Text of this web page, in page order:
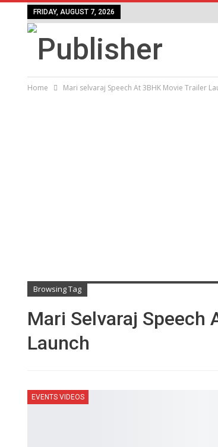
FRIDAY, AUGUST 7, 2026
Home Mari selvaraj Speech At 3BHK Movie Trailer
Browsing Tag
Mari Selvaraj Speech
Launch
EVENTS VIDEOS